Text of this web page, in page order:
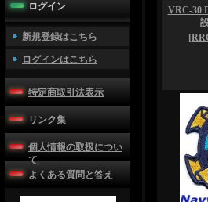
ログイン
新規登録はこちら
ログインはこちら
特定商取引法表示
リンク集
個人情報の取扱につい
て
よくある質問と答え
VRC-30